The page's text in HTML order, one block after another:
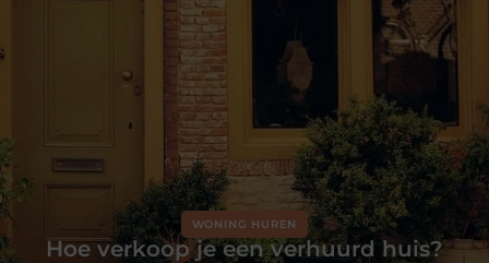
WONING HUREN
Hoe verkoop je een verhuurd huis?